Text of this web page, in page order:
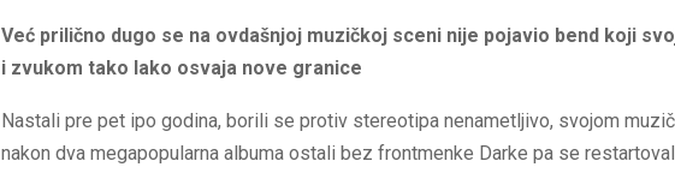
Već prilično dugo se na ovdašnjoj muzičkoj sceni nije pojavio bend koji
i zvukom tako lako osvaja nove granice
Nastali pre pet ipo godina, borili se protiv stereotipa nenametljivo, svojom
nakon dva megapopularna albuma ostali bez frontmenke Darke pa se